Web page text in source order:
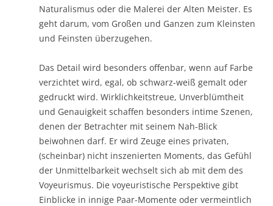
Naturalismus oder die Malerei der Alten Meister. Es
geht darum, vom Großen und Ganzen zum Kleinsten
und Feinsten überzugehen.
Das Detail wird besonders offenbar, wenn auf Farbe
verzichtet wird, egal, ob schwarz-weiß gemalt oder
gedruckt wird. Wirklichkeitstreue, Unverblümtheit
und Genauigkeit schaffen besonders intime Szenen,
denen der Betrachter mit seinem Nah-Blick
beiwohnen darf. Er wird Zeuge eines privaten,
(scheinbar) nicht inszenierten Moments, das Gefühl
der Unmittelbarkeit wechselt sich ab mit dem des
Voyeurismus. Die voyeuristische Perspektive gibt
Einblicke in innige Paar-Momente oder vermeintlich